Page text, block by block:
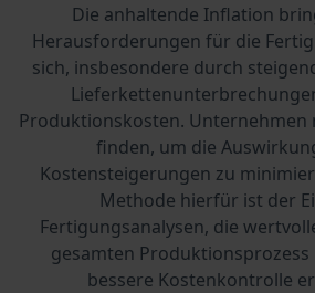
Die anhaltende Inflation
Herausforderungen für die
sich, insbesondere durch
Produktionskosten. Unternehmen
finden, um die
Kostensteigerungen zu
Methode hierfür ist der
Fertigungsanalysen, die
gesamten
bessere Kostenkontrolle